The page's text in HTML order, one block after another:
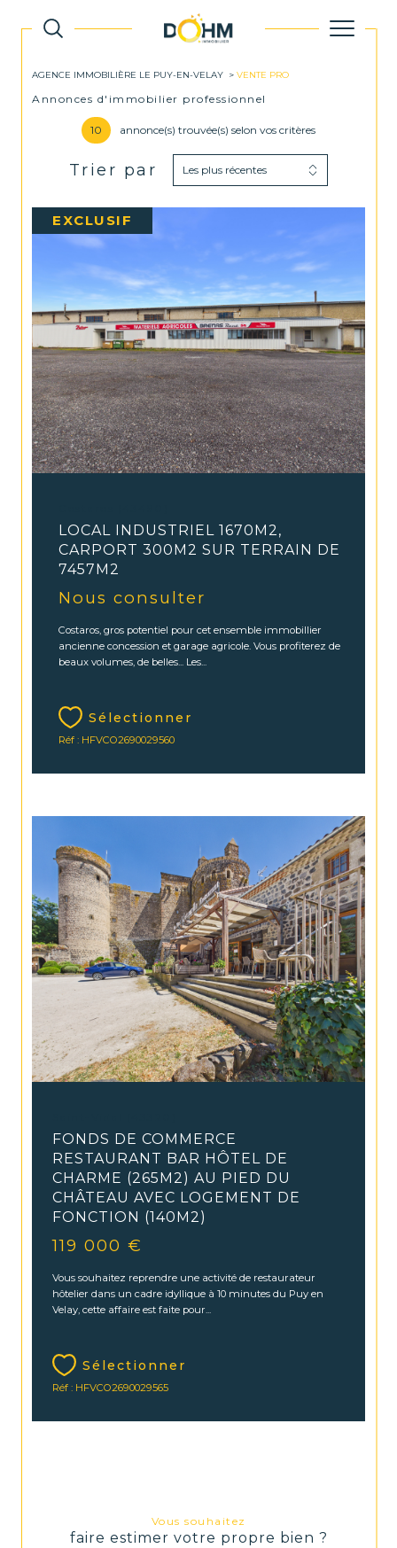
AGENCE IMMOBILIÈRE LE PUY-EN-VELAY VENTE PRO
Annonces d'immobilier professionnel
10 annonce(s) trouvée(s) selon vos critères
Trier par Les plus récentes
LOCAL INDUSTRIEL 1670M2,
CARPORT 300M2 SUR TERRAIN DE
7457M2
Nous consulter
Costaros, gros potentiel pour cet ensemble immobillier
ancienne concession et garage agricole. Vous profiterez de
beaux volumes, de belles... Les...
Sélectionner
Réf : HFVCO2690029560
EXCLUSIF
FONDS DE COMMERCE
RESTAURANT BAR HÔTEL DE
CHARME (265M2) AU PIED DU
CHÂTEAU AVEC LOGEMENT DE
FONCTION (140M2)
119 000 €
Vous souhaitez reprendre une activité de restaurateur
hôtelier dans un cadre idyllique à 10 minutes du Puy en
Velay, cette affaire est faite pour...
Sélectionner
Réf : HFVCO2690029565
Vous souhaitez
faire estimer votre propre bien ?